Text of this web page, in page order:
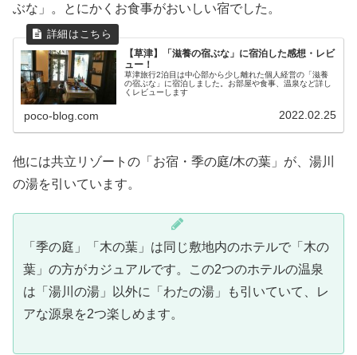
ぶな」。とにかくお食事がおいしい宿でした。
【草津】「滋養の宿ぶな」に宿泊した感想・レビ
ュー！
草津旅行2泊目は中心部から少し離れた個人経営の「滋養
の宿ぶな」に宿泊しました。お部屋や食事、温泉など詳し
くレビューします
poco-blog.com 2022.02.25
他には共立リゾートの「お宿・季の庭/木の葉」が、湯川
の湯を引いています。
「季の庭」「木の葉」は同じ敷地内のホテルで「木の
葉」の方がカジュアルです。この2つのホテルの温泉
は「湯川の湯」以外に「わたの湯」も引いていて、レ
アな源泉を2つ楽しめます。